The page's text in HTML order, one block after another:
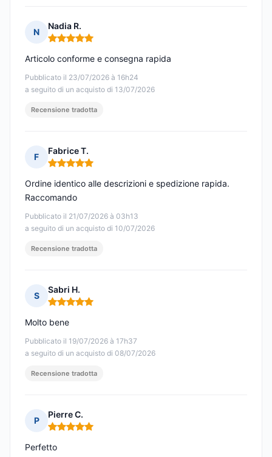
N
Nadia R.
Nota: 5 su 5
Pubblicato il 23/07/2026 à 16h24
a seguito di un acquisto di 13/07/2026
Articolo conforme e consegna rapida
Recensione tradotta
F
Fabrice T.
Nota: 5 su 5
Pubblicato il 21/07/2026 à 03h13
a seguito di un acquisto di 10/07/2026
Ordine identico alle descrizioni e spedizione rapida.
Raccomando
Recensione tradotta
S
Sabri H.
Nota: 5 su 5
Pubblicato il 19/07/2026 à 17h37
a seguito di un acquisto di 08/07/2026
Molto bene
Recensione tradotta
P
Pierre C.
Nota: 5 su 5
Perfetto